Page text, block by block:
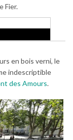
Fier.
en bois verni, le
indescriptible
des Amours.